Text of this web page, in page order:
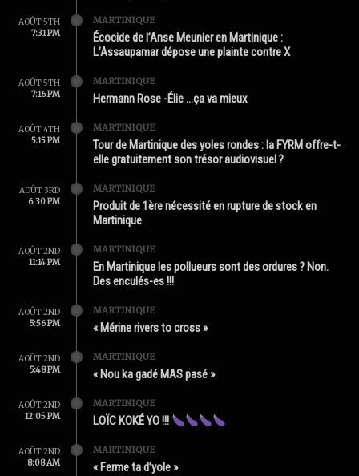
AOÛT 5TH
7:31 PM
MARTINIQUE
Écocide de l’Anse Meunier en Martinique :
L’Assaupamar dépose une plainte contre X
AOÛT 5TH
7:16 PM
MARTINIQUE
Hermann Rose -Élie …ça va mieux
AOÛT 4TH
5:15 PM
MARTINIQUE
Tour de Martinique des yoles rondes : la FYRM offre-t-
elle gratuitement son trésor audiovisuel ?
AOÛT 3RD
6:30 PM
MARTINIQUE
Produit de 1ère nécessité en rupture de stock en
Martinique
AOÛT 2ND
11:14 PM
MARTINIQUE
En Martinique les pollueurs sont des ordures ? Non.
Des enculés-es !!!
AOÛT 2ND
5:56 PM
MARTINIQUE
« Mérine rivers to cross »
AOÛT 2ND
5:48 PM
MARTINIQUE
« Nou ka gadé MAS pasé »
AOÛT 2ND
12:05 PM
MARTINIQUE
LOÏC KOKÉ YO !!!
AOÛT 2ND
8:08 AM
MARTINIQUE
« Ferme ta d’yole »